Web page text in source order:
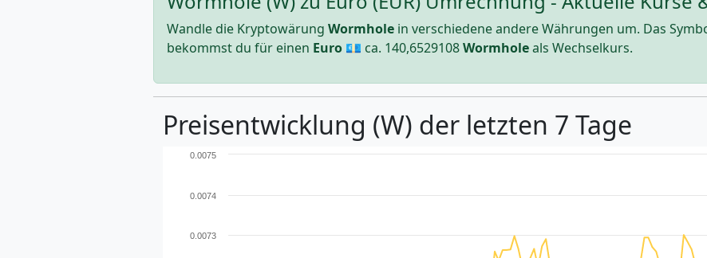
Wandle die Kryptowärung Wormhole in verschiedene andere Währungen um. Das
bekommst du für einen Euro 💶 ca. 140,6529108Wormholeals Wechselkurs.
Preisentwicklung (W) der letzten 7 Tage
0.0073
0.0074
0.0075